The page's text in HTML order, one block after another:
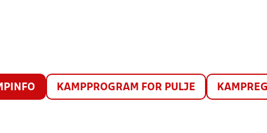
KAMPPROGRAM FOR PULJE